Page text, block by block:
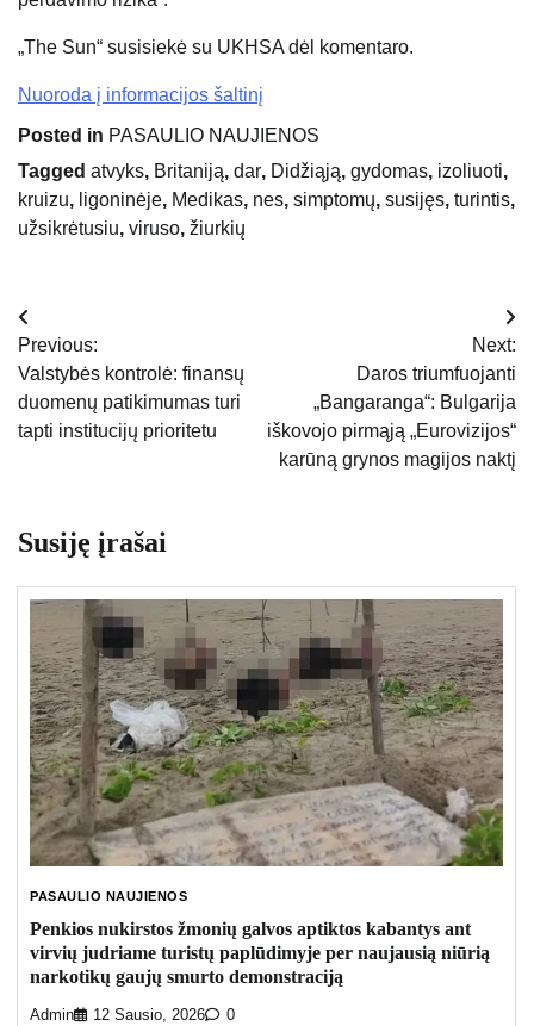
„The Sun“ susisiekė su UKHSA dėl komentaro.
Nuoroda į informacijos šaltinį
Posted in PASAULIO NAUJIENOS
Tagged atvyks, Britaniją, dar, Didžiąją, gydomas, izoliuoti,
kruizu, ligoninėje, Medikas, nes, simptomų, susijęs, turintis,
užsikrėtusiu, viruso, žiurkių
Navigacija
tarp
įrašų
Previous:
Valstybės kontrolė: finansų
duomenų patikimumas turi
tapti institucijų prioritetu
Next:
Daros triumfuojanti
„Bangaranga“: Bulgarija
iškovojo pirmąją „Eurovizijos“
karūną grynos magijos naktį
Susiję įrašai
PASAULIO NAUJIENOS
Penkios nukirstos žmonių galvos aptiktos kabantys ant
virvių judriame turistų paplūdimyje per naujausią niūrią
narkotikų gaujų smurto demonstraciją
Admin 12 Sausio, 2026 0